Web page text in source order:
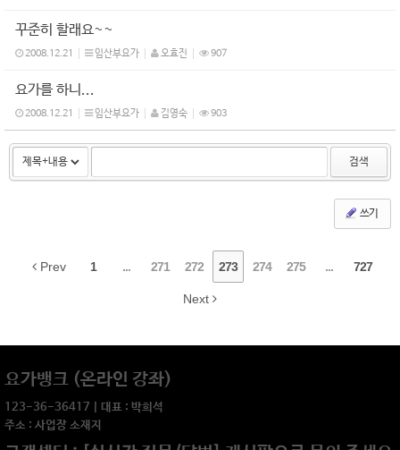
꾸준히 할래요~~
2008.12.21 임산부요가 오효진 907
요가를 하니...
2008.12.21 임산부요가 김영숙 903
검색
쓰기
Prev 1 ... 271 272 273 274 275 ... 727
Next
요가뱅크 (온라인 강좌)
123-36-36417 | 대표 : 박희석
주소 : 사업장 소재지